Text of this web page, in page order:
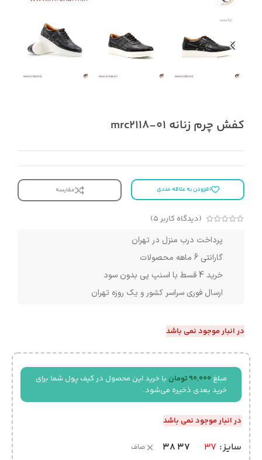
کفش چرم زنانه mrc2118-01
افزودن به علاقه مندی مقایسه
(دیدگاه کاربر 5
)
پرداخت درب منزل در تهران
گارانتی 6 ماهه محصولات
خرید 4 قسط با اسنپ پی بدون سود
ارسال فوری سراسر کشور و یک روزه تهران
در انبار موجود نمی باشد
مبلغ 90,000 تومان با خرید این محصول در کیف پول شما برای
خرید بعدی ذخیره می‌شود.
در انبار موجود نمی باشد
سایز 37
37
38 صاف